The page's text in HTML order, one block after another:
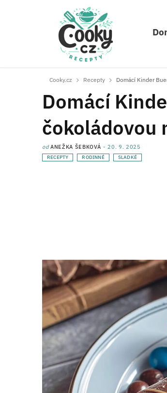
Cooky.cz Recepty Domácí Kinder
Domácí
čokoládovou
odANEŽKA ŠEBKOVÁ 20. 9. 2025
RECEPTY RODINNÉ SLADKÉ